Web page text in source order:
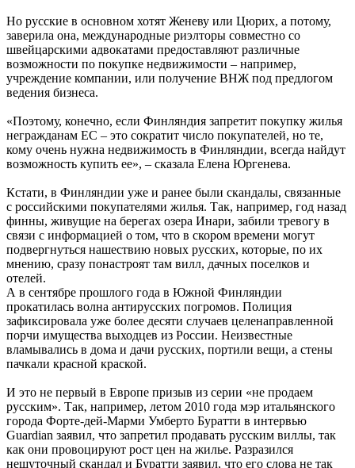
Но русские в основном хотят Женеву или Цюрих, а потому,
заверила она, международные риэлторы совместно со
швейцарскими адвокатами предоставляют различные
возможности по покупке недвижимости – например,
учреждение компании, или получение ВНЖ под предлогом
ведения бизнеса.
«Поэтому, конечно, если Финляндия запретит покупку жилья
негражданам ЕС – это сократит число покупателей, но те,
кому очень нужна недвижимость в Финляндии, всегда найдут
возможность купить ее», – сказала Елена Юргенева.
Кстати, в Финляндии уже и ранее были скандалы, связанные
с российскими покупателями жилья. Так, например, год назад
финны, живущие на берегах озера Инари, забили тревогу в
связи с информацией о том, что в скором времени могут
подвергнуться нашествию новых русских, которые, по их
мнению, сразу понастроят там вилл, дачных поселков и
отелей.
А в сентябре прошлого года в Южной Финляндии
прокатилась волна антирусских погромов. Полиция
зафиксировала уже более десяти случаев целенаправленной
порчи имущества выходцев из России. Неизвестные
вламывались в дома и дачи русских, портили вещи, а стены
пачкали красной краской.
И это не первый в Европе призыв из серии «не продаем
русским». Так, например, летом 2010 года мэр итальянского
города Форте-дей-Марми Умберто Буратти в интервью
Guardian заявил, что запретил продавать русским виллы, так
как они провоцируют рост цен на жилье. Разразился
нешуточный скандал и Буратти заявил, что его слова не так